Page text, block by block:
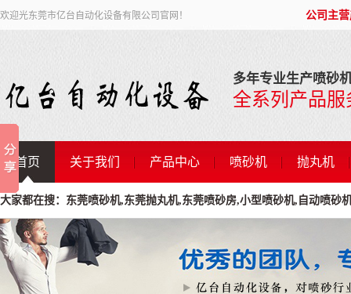
欢迎光东莞市亿台自动化设备有限公司官网！ 公司主
多年专业生产喷砂
全系列产品
首页 关于我们 产品中心 喷砂机 抛丸机
大家都在搜：东莞喷砂机,东莞抛丸机,东莞喷砂房,小型喷砂机,自动喷